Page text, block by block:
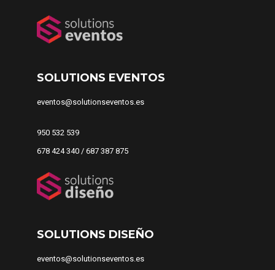
SOLUTIONS EVENTOS
eventos@solutionseventos.es
950 532 539
678 424 340 / 687 387 875
SOLUTIONS DISEÑO
eventos@solutionseventos.es